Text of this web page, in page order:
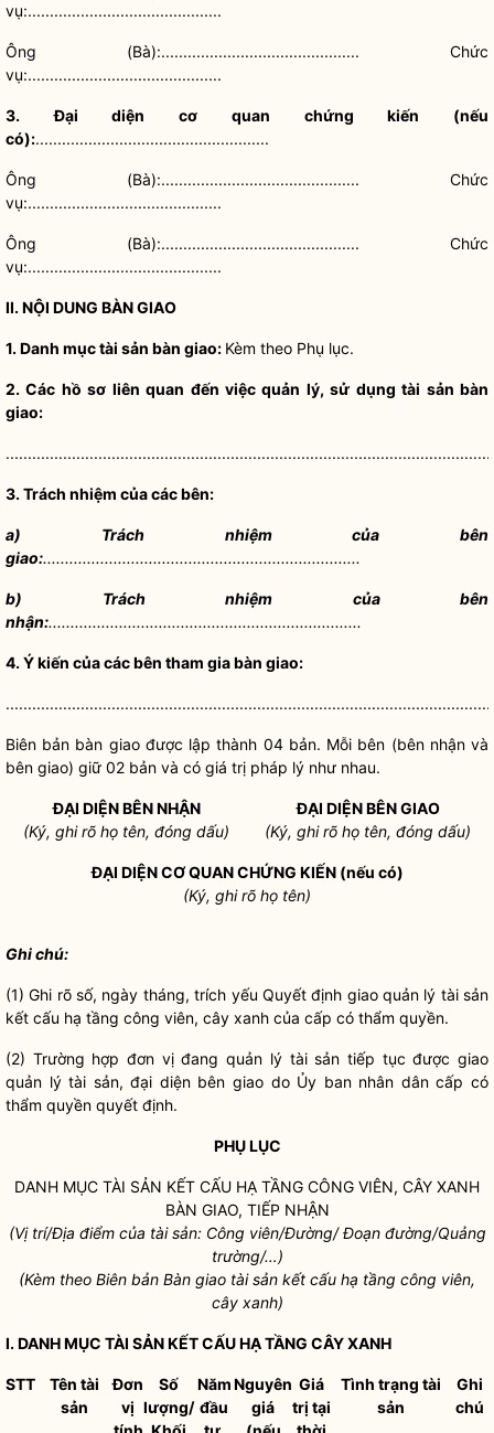
vụ:............................................
Ông (Bà):............................................. Chức
vụ:............................................
3. Đại diện cơ quan chứng kiến (nếu
có):.....................................................
Ông (Bà):............................................. Chức
vụ:............................................
Ông (Bà):............................................. Chức
vụ:............................................
II. NỘI DUNG BÀN GIAO
1. Danh mục tài sản bàn giao: Kèm theo Phụ lục.
2. Các hồ sơ liên quan đến việc quản lý, sử dụng tài sản bàn
giao:
3. Trách nhiệm của các bên:
a) Trách nhiệm của bên
giao:........................................................................
b) Trách nhiệm của bên
nhận:.......................................................................
4. Ý kiến của các bên tham gia bàn giao:
Biên bản bàn giao được lập thành 04 bản. Mỗi bên (bên nhận và
bên giao) giữ 02 bản và có giá trị pháp lý như nhau.
ĐẠI DIỆN BÊN NHẬN
(Ký, ghi rõ họ tên, đóng dấu)
ĐẠI DIỆN BÊN GIAO
(Ký, ghi rõ họ tên, đóng dấu)
ĐẠI DIỆN CƠ QUAN CHỨNG KIẾN (nếu có)
(Ký, ghi rõ họ tên)
Ghi chú:
(1) Ghi rõ số, ngày tháng, trích yếu Quyết định giao quản lý tài sản
kết cấu hạ tầng công viên, cây xanh của cấp có thẩm quyền.
(2) Trường hợp đơn vị đangquản lý tài sản tiếp tục được giao
quản lý tài sản, đại diện bên giao do Ủy ban nhân dâncấp có
thẩm quyền quyết định.
PHỤ LỤC
DANH MỤC TÀI SẢN KẾT CẤU HẠ TẦNG CÔNG VIÊN, CÂY XANH
BÀN GIAO, TIẾP NHẬN
(Vị trí/Địa điểm của tài sản: Công viên/Đường/ Đoạn đường/Quảng
trường/…)
(Kèm theo Biên bản Bàn giao tài sản kết cấu hạ tầng công viên,
cây xanh)
I. DANH MỤC TÀI SẢN KẾT CẤU HẠ TẦNG CÂY XANH
STT
Tên tài
sản
Đơn
vị
Số
lượng/
Năm
đầu
Nguyên
giá
Giá
trị tại
Tình trạng tài
sản
Ghi
chú